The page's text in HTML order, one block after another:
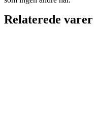
Relaterede varer